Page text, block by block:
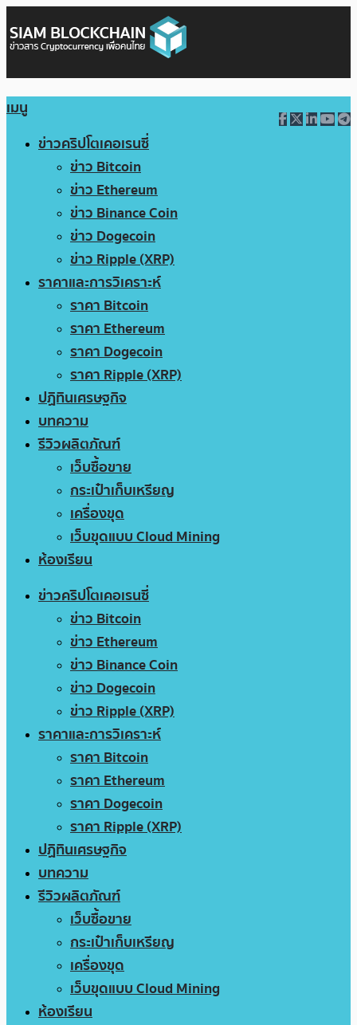
เมนู
ข่าวคริปโตเคอเรนซี่
ข่าว Bitcoin
ข่าว Ethereum
ข่าว Binance Coin
ข่าว Dogecoin
ข่าว Ripple (XRP)
ราคาและการวิเคราะห์
ราคา Bitcoin
ราคา Ethereum
ราคา Dogecoin
ราคา Ripple (XRP)
ปฏิทินเศรษฐกิจ
บทความ
รีวิวผลิตภัณฑ์
เว็บซื้อขาย
กระเป๋าเก็บเหรียญ
เครื่องขุด
เว็บขุดแบบ Cloud Mining
ห้องเรียน
ข่าวคริปโตเคอเรนซี่
ข่าว Bitcoin
ข่าว Ethereum
ข่าว Binance Coin
ข่าว Dogecoin
ข่าว Ripple (XRP)
ราคาและการวิเคราะห์
ราคา Bitcoin
ราคา Ethereum
ราคา Dogecoin
ราคา Ripple (XRP)
ปฏิทินเศรษฐกิจ
บทความ
รีวิวผลิตภัณฑ์
เว็บซื้อขาย
กระเป๋าเก็บเหรียญ
เครื่องขุด
เว็บขุดแบบ Cloud Mining
ห้องเรียน